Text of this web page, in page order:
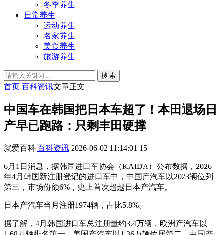
冬季养生
日常养生
运动养生
名家养生
美食养生
旅游养生
搜 索
首页 百科资讯文章正文
中国车在韩国把日本车超了！本田退场日
产早已跑路：只剩丰田硬撑
就爱百科 百科资讯 2026-06-02 11:14:01 15
6月1日消息，据韩国进口车协会（KAIDA）公布数据，2026
年4月韩国新注册登记的进口车中，中国产汽车以2023辆位列
第三，市场份额6%，史上首次超越日本产汽车。
日本产汽车当月注册1974辆，占比5.8%。
据了解，4月韩国进口车总注册量约3.4万辆，欧洲产汽车以